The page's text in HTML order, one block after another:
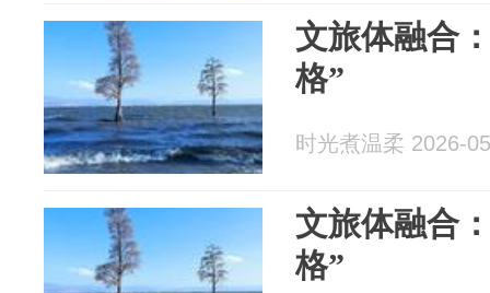
文旅体融合
格”
时光煮温柔 2026-
文旅体融合
格”